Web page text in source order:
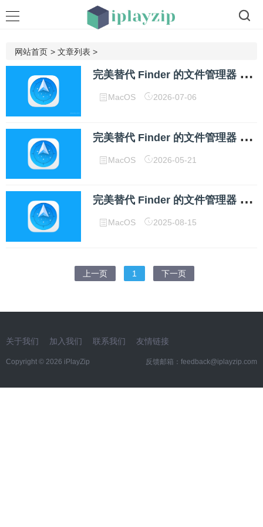
网站首页 > 文章列表 >
完
美替代 Finder 的文件管理器 Path Finder v26.1.6 破解版
MacOS 2026-07-06
完
美替代 Finder 的文件管理器 Path Finder v26.1.2 破解版
MacOS 2026-05-21
完
美替代 Finder 的文件管理器 Path Finder 2186 破解版
MacOS 2025-08-15
上一页 1 下一页
关于我们 加入我们 联系我们 友情链接
Copyright © 2026 iPlayZip 反馈邮箱： feedback@iplayzip.com